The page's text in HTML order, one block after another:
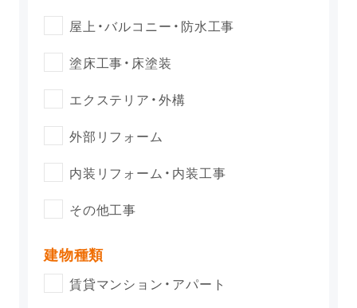
屋上・バルコニー・防水工事
塗床工事・床塗装
エクステリア・外構
外部リフォーム
内装リフォーム・内装工事
その他工事
建物種類
賃貸マンション・アパート